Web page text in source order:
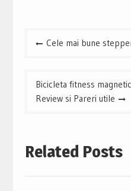
NavigareCele mai bune
Bicicleta fitness
Review si Pareri utile
Related Posts